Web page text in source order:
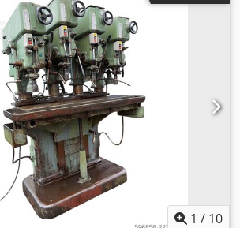
kg 4300 Sujeto a cambios. Los datos
confirmación de pedido son
técnicos TruPrint 3000 Tab. 3
en C y perfiles Sigma Fijado con
Distancias entre soportes ajustables en
del suelo es de tablero de partículas
densidad, con sistema de
inferior blanca, parte superior
negociable: ¡Oferta bajo petición!
parcial! Desmontado y cargado El
Posibilidad de proporcionar los
bajo petición. Posibilidad de realizar
momento, previo acuerdo. Csdpfx
información bajo petición.
de más de 5000 metros
para paletas de numerosos
1 / 10